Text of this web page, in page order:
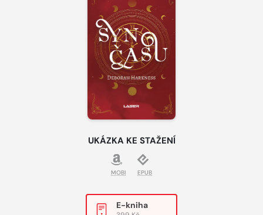
UKÁZKA KE STAŽENÍ
MOBI EPUB
E-kniha